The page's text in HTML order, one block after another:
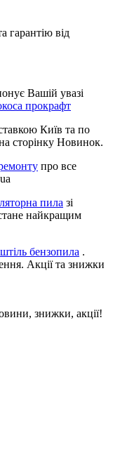
гарантію від
Вашій увазі
прокрафт
Київ та по
сторінку Новинок.
про все
пила зі
найкращим
штіль бензопила .
Акції та знижки
, знижки, акції!